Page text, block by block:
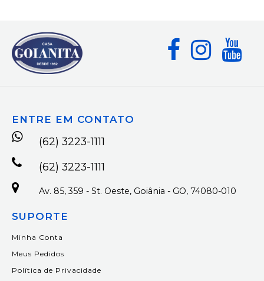
ENTRE EM CONTATO
(62) 3223-1111
(62) 3223-1111
Av. 85, 359 - St. Oeste, Goiânia - GO, 74080-010
SUPORTE
Minha Conta
Meus Pedidos
Política de Privacidade